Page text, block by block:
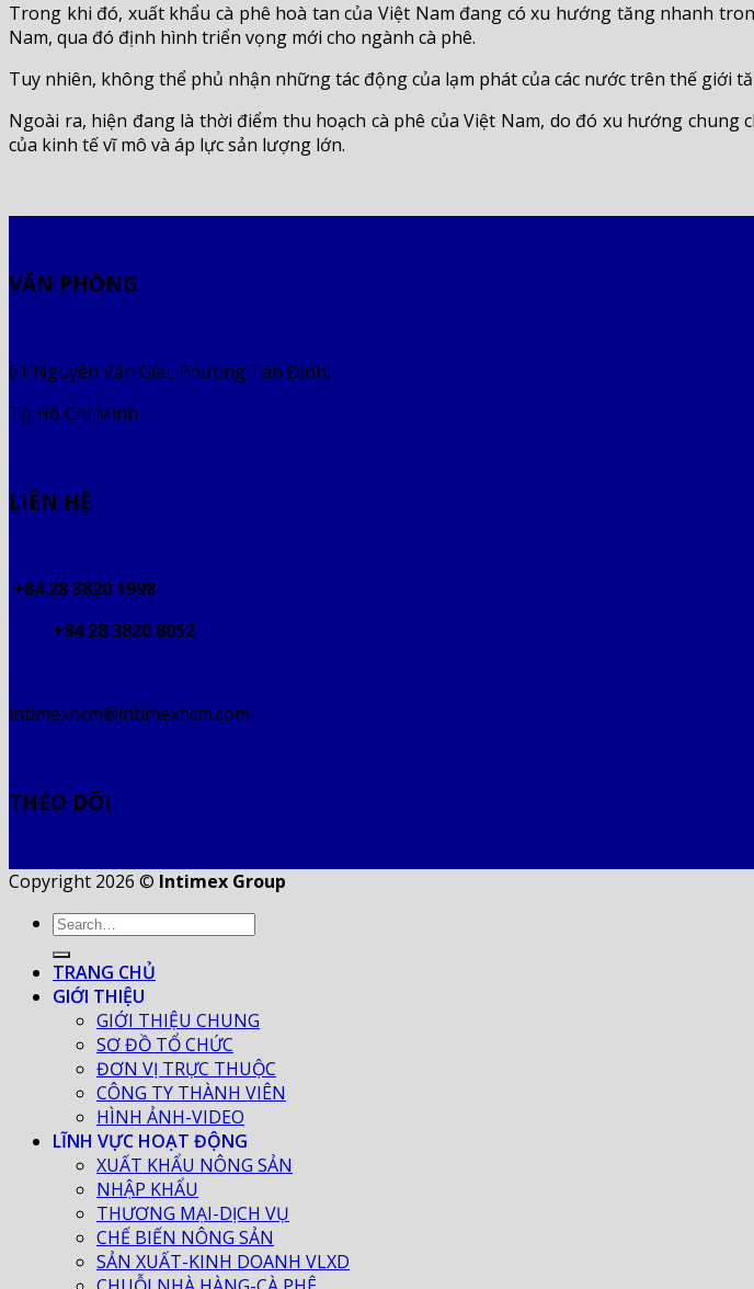
Trong khi đó, xuất khẩu cà phê hoà tan của Việt Nam đang có xu hướng tăng nhanh
Nam, qua đó định hình triển vọng mới cho ngành cà phê.
Tuy nhiên, không thể phủ nhận những tác động của lạm phát của các nước trên thế giới
Ngoài ra, hiện đang là thời điểm thu hoạch cà phê của Việt Nam, do đó xu hướng
của kinh tế vĩ mô và áp lực sản lượng lớn.
VĂN PHÒNG
61 Nguyễn Văn Giai, Phường Tân Định,
Tp Hồ Chí Minh
LIÊN HỆ
+84 28 3820 1998
+84 28 3820 8052
intimexhcm@intimexhcm.com
THEO DÕI
Copyright 2026 © Intimex Group
TRANG CHỦ
GIỚI THIỆU
GIỚI THIỆU CHUNG
SƠ ĐỒ TỔ CHỨC
ĐƠN VỊ TRỰC THUỘC
CÔNG TY THÀNH VIÊN
HÌNH ẢNH-VIDEO
LĨNH VỰC HOẠT ĐỘNG
XUẤT KHẨU NÔNG SẢN
NHẬP KHẨU
THƯƠNG MẠI-DỊCH VỤ
CHẾ BIẾN NÔNG SẢN
SẢN XUẤT-KINH DOANH VLXD